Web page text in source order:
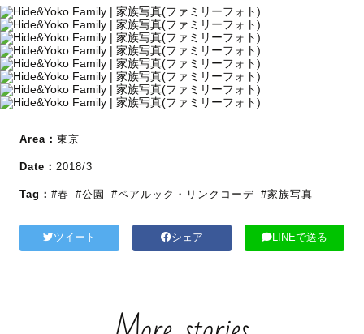
Area： 東京
Date： 2018/3
Tag： #春 #公園 #ペアルック・リンクコーデ #家族写真
ツイート シェア LINEで送る